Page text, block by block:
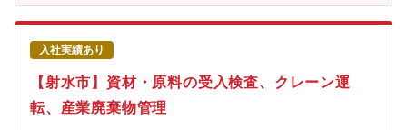
入社実績あり
【射水市】資材・原料の受入検査、クレーン運
転、産業廃棄物管理